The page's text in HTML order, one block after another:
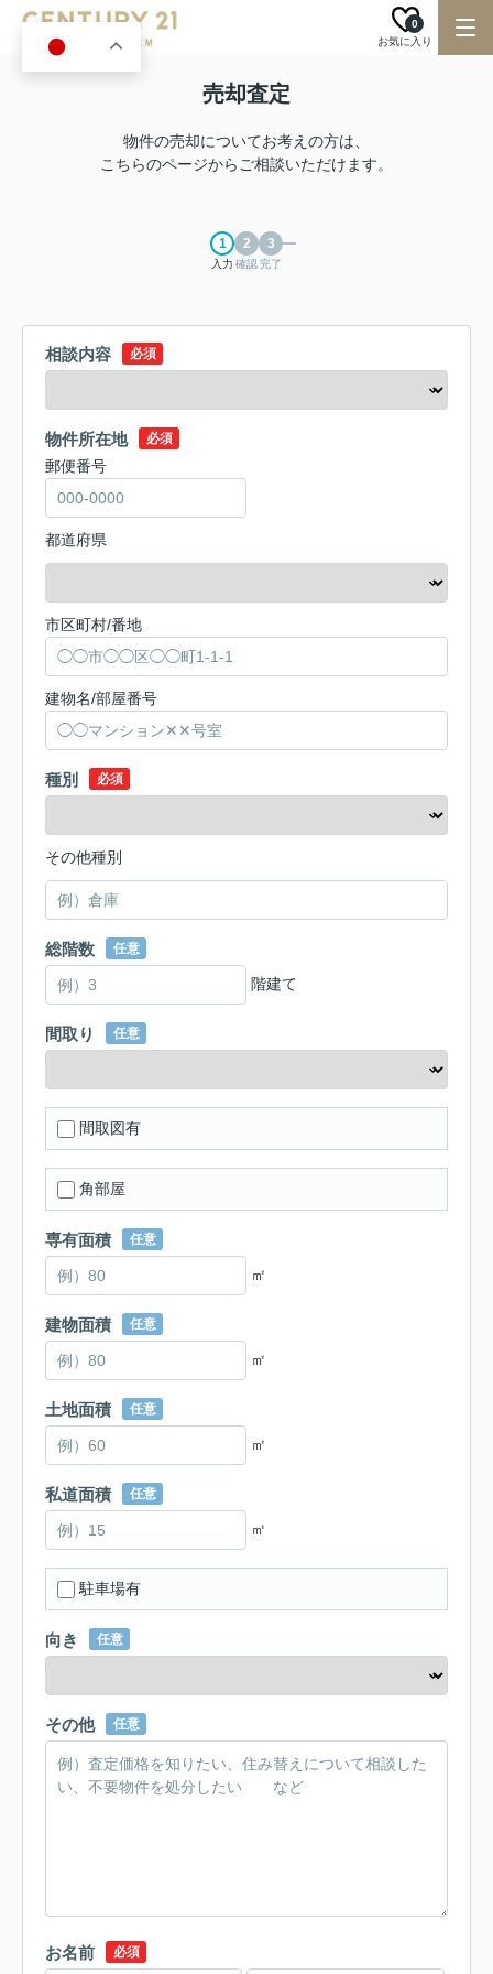
お気に入り
0
売却査定
物件の売却についてお考えの方は、
こちらのページからご相談いただけます。
入力 確認完了
相談内容 必須
物件所在地 必須
郵便番号
都道府県
市区町村/番地
建物名/部屋番号
種別 必須
その他種別
総階数 任意
階建て
間取り 任意
間取図有
角部屋
専有面積 任意
㎡
建物面積 任意
㎡
土地面積 任意
㎡
私道面積 任意
㎡
駐車場有
向き 任意
その他 任意
お名前 必須